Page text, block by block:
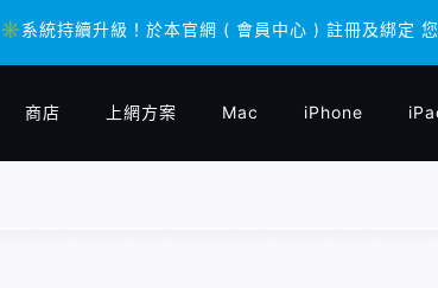
✳️系統持續升級！於本官網 ( 會員中心 ) 註冊及綁定
✳️系統持續升級！於本官網 ( 會員中心 ) 註冊及綁定
商店 上網方案 Mac iPhone